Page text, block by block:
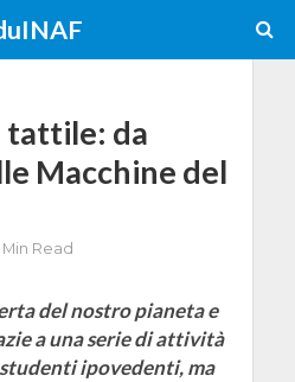
tattile: da
Macchine del
Min Read
del nostro pianeta e
a una serie di attività
ipovedenti, ma